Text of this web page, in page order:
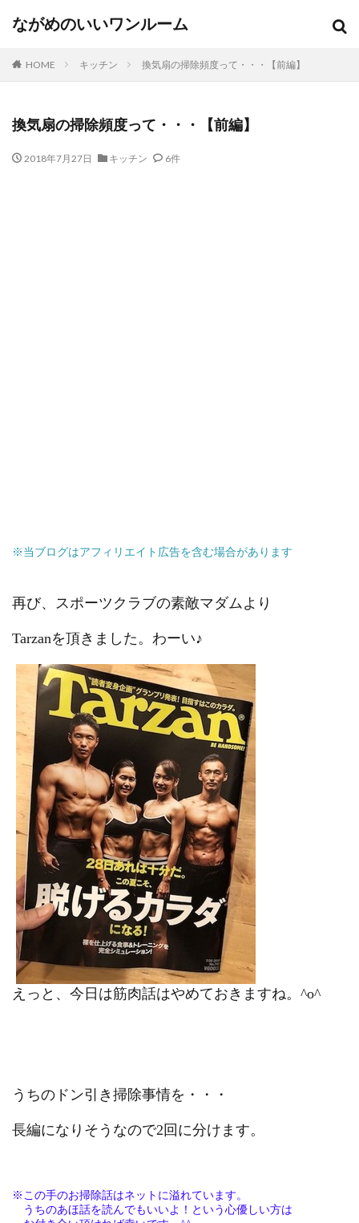
ながめのいいワンルーム
HOME キッチン 換気扇の掃除頻度って・・・【前編】
換気扇の掃除頻度って・・・【前編】
2018年7月27日 キッチン 6件
※当ブログはアフィリエイト広告を含む場合があります
再び、スポーツクラブの素敵マダムより
Tarzanを頂きました。わーい♪
えっと、今日は筋肉話はやめておきますね。^o^
うちのドン引き掃除事情を・・・
長編になりそうなので2回に分けます。
※この手のお掃除話はネットに溢れています。
うちのあほ話を読んでもいいよ！という心優しい方は